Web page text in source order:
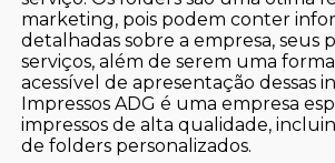
marketing, pois podem conter
detalhadas sobre a empresa, seus
serviços, além de serem uma
acessível de apresentação dessas
Impressos ADG é uma empresa
impressos de alta qualidade,
de folders personalizados.